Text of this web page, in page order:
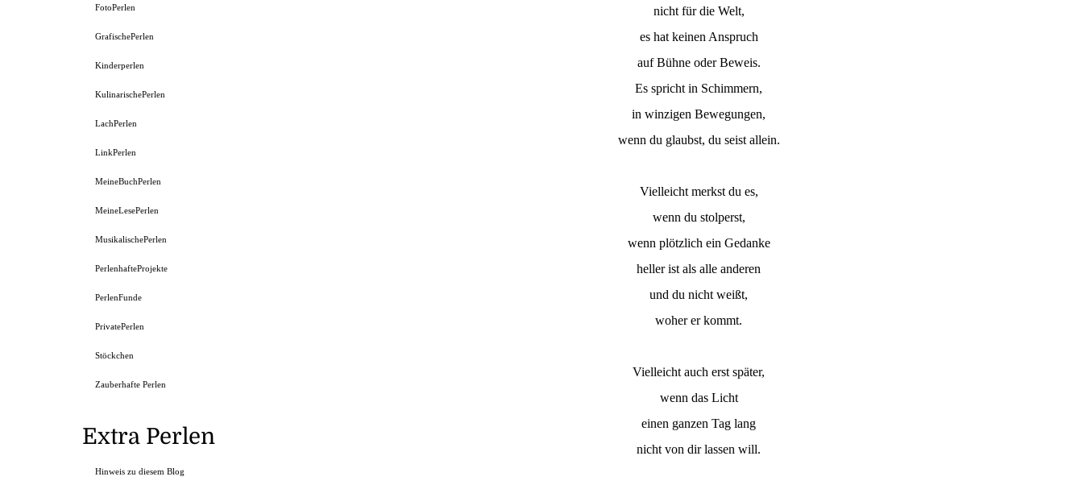
nicht für die Welt,
es hat keinen Anspruch
auf Bühne oder Beweis.
Es spricht in Schimmern,
in winzigen Bewegungen,
wenn du glaubst, du seist allein.
Vielleicht merkst du es,
wenn du stolperst,
wenn plötzlich ein Gedanke
heller ist als alle anderen
und du nicht weißt,
woher er kommt.
Vielleicht auch erst später,
wenn das Licht
einen ganzen Tag lang
nicht von dir lassen will.
FotoPerlen
GrafischePerlen
Kinderperlen
KulinarischePerlen
LachPerlen
LinkPerlen
MeineBuchPerlen
MeineLesePerlen
MusikalischePerlen
PerlenhafteProjekte
PerlenFunde
PrivatePerlen
Stöckchen
Zauberhafte Perlen
Extra Perlen
Hinweis zu diesem Blog